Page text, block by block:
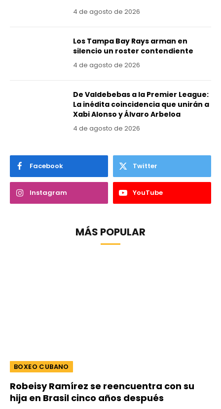
4 de agosto de 2026
Los Tampa Bay Rays arman en
silencio un roster contendiente
4 de agosto de 2026
De Valdebebas a la Premier League:
La inédita coincidencia que unirán a
Xabi Alonso y Álvaro Arbeloa
4 de agosto de 2026
Facebook Twitter
Instagram YouTube
MÁS POPULAR
BOXEO CUBANO
Robeisy Ramírez se reencuentra con su
hija en Brasil cinco años después